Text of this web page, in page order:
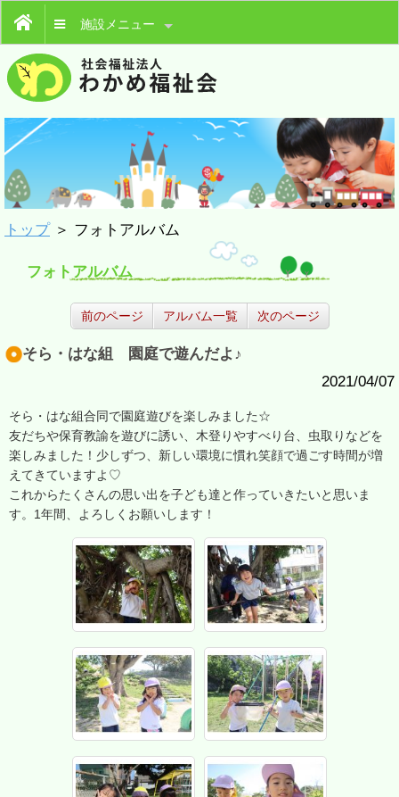
施設メニュー
トップ＞ フォトアルバム
フォトアルバム
前のページ アルバム一覧 次のページ
そら・はな組 園庭で遊んだよ♪
2021/04/07
そら・はな組合同で園庭遊びを楽しみました☆
友だちや保育教諭を遊びに誘い、木登りやすべり台、虫取りなどを
楽しみました！少しずつ、新しい環境に慣れ笑顔で過ごす時間が増
えてきていますよ♡
これからたくさんの思い出を子ども達と作っていきたいと思いま
す。1年間、よろしくお願いします！